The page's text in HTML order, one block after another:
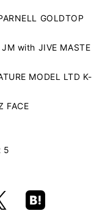
GOLDTOP
JM with JIVE MASTE
MODEL LTD K-
FACE
5
Hatena
Boo